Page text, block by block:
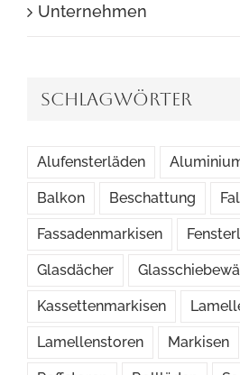
Unternehmen
Schlagwörter
Alufensterläden
Balkon Beschattung
Fassadenmarkisen
Glasdächer
Kassettenmarkisen
Lamellenstoren Markisen